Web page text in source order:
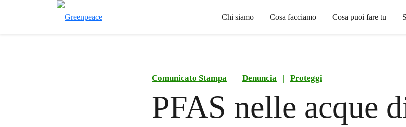
Chi siamo Cosa facciamo Cosa puoi fare tu
Comunicato Stampa Denuncia | Proteggi
PFAS nelle acque